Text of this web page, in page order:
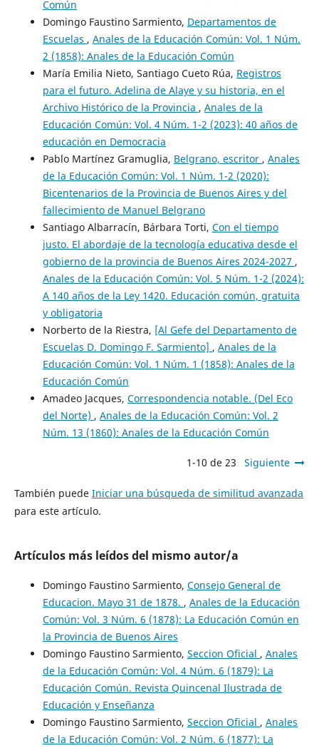
Común
Domingo Faustino Sarmiento, Departamentos de
Escuelas , Anales de la Educación Común: Vol. 1 Núm.
2 (1858): Anales de la Educación Común
María Emilia Nieto, Santiago Cueto Rúa, Registros
para el futuro. Adelina de Alaye y su historia, en el
Archivo Histórico de la Provincia , Anales de la
Educación Común: Vol. 4 Núm. 1-2 (2023): 40 años de
educación en Democracia
Pablo Martínez Gramuglia, Belgrano, escritor , Anales
de la Educación Común: Vol. 1 Núm. 1-2 (2020):
Bicentenarios de la Provincia de Buenos Aires y del
fallecimiento de Manuel Belgrano
Santiago Albarracín, Bárbara Torti, Con el tiempo
justo. El abordaje de la tecnología educativa desde el
gobierno de la provincia de Buenos Aires 2024-2027 ,
Anales de la Educación Común: Vol. 5 Núm. 1-2 (2024):
A 140 años de la Ley 1420. Educación común, gratuita
y obligatoria
Norberto de la Riestra, [Al Gefe del Departamento de
Escuelas D. Domingo F. Sarmiento] , Anales de la
Educación Común: Vol. 1 Núm. 1 (1858): Anales de la
Educación Común
Amadeo Jacques, Correspondencia notable. (Del Eco
del Norte) , Anales de la Educación Común: Vol. 2
Núm. 13 (1860): Anales de la Educación Común
1-10 de 23 Siguiente
También puede Iniciar una búsqueda de similitud avanzada
para este artículo.
Artículos más leídos del mismo autor/a
Domingo Faustino Sarmiento, Consejo General de
Educacion. Mayo 31 de 1878. , Anales de la Educación
Común: Vol. 3 Núm. 6 (1878): La Educación Común en
la Provincia de Buenos Aires
Domingo Faustino Sarmiento, Seccion Oficial , Anales
de la Educación Común: Vol. 4 Núm. 6 (1879): La
Educación Común. Revista Quincenal Ilustrada de
Educación y Enseñanza
Domingo Faustino Sarmiento, Seccion Oficial , Anales
de la Educación Común: Vol. 2 Núm. 6 (1877): La